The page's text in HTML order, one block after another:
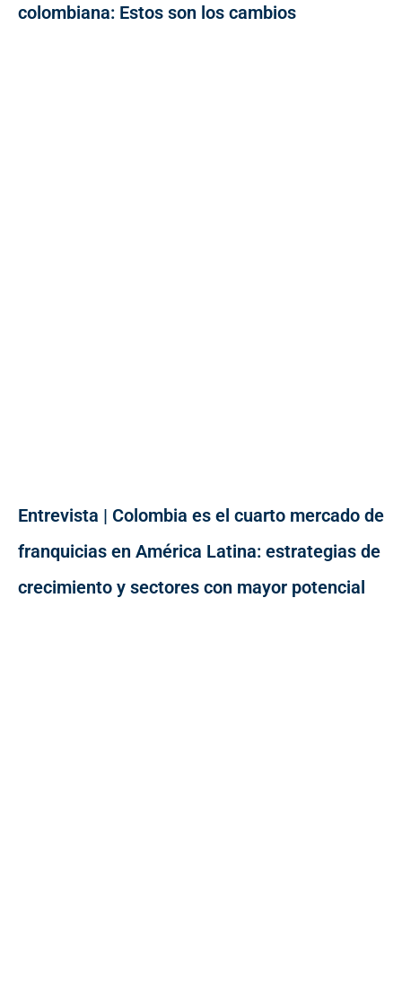
colombiana: Estos son los cambios
Entrevista | Colombia es el cuarto mercado de
franquicias en América Latina: estrategias de
crecimiento y sectores con mayor potencial